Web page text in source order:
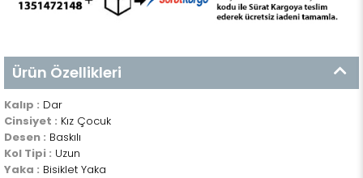
Ürün Özellikleri
Kalıp : Dar
Cinsiyet : Kız Çocuk
Desen : Baskılı
Kol Tipi : Uzun
Yaka : Bisiklet Yaka